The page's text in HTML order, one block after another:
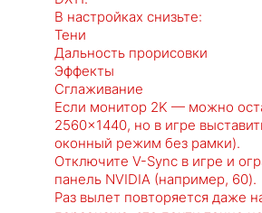
В настройках снизьте:
Тени
Дальность прорисовки
Эффекты
Сглаживание
Если монитор 2K — можно
2560×1440, но в игре
оконный режим без рамки).
Отключите V-Sync в игре и
панель NVIDIA (например, 60).
Раз вылет повторяется даже